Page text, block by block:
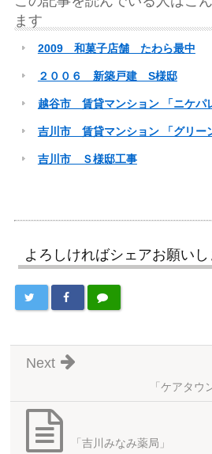
ます
2009 和菓子店舗 たわら最中
２００６ 新築戸建 S様邸
越谷市 賃貸マンション 「ニケパ
吉川市 賃貸マンション 「グリー
吉川市 Ｓ様邸工事
よろしければシェアお願いし
「ケアタウ
Next
「吉川みなみ薬局」